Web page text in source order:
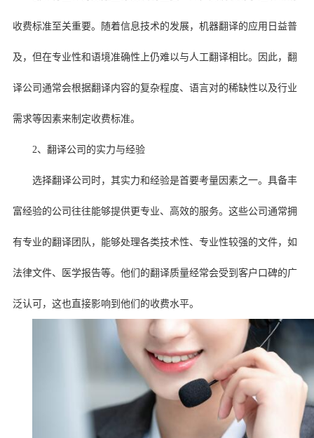
收费标准至关重要。随着信息技术的发展，机器翻译的应用日益普
及，但在专业性和语境准确性上仍难以与人工翻译相比。因此，翻
译公司通常会根据翻译内容的复杂程度、语言对的稀缺性以及行业
需求等因素来制定收费标准。
2、翻译公司的实力与经验
选择翻译公司时，其实力和经验是首要考量因素之一。具备丰
富经验的公司往往能够提供更专业、高效的服务。这些公司通常拥
有专业的翻译团队，能够处理各类技术性、专业性较强的文件，如
法律文件、医学报告等。他们的翻译质量经常会受到客户口碑的广
泛认可，这也直接影响到他们的收费水平。